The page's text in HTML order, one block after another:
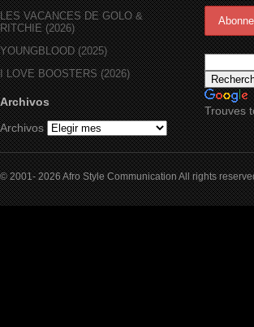
LES VACANCES DE GOLO &
RITCHIE (2026)
YOUNGBLOOD (2025)
I LOVE BOOSTERS (2026)
Archivos
Archivos
Trouves
© 2001- 2026 Afro Style Communication All rights